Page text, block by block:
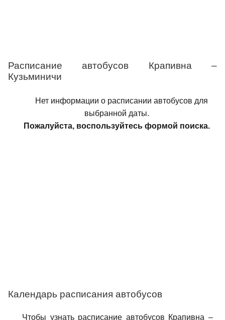
Расписание автобусов Крапивна –
Кузьминичи
Нет информации о расписании автобусов для
выбранной даты.
Пожалуйста, воспользуйтесь формой поиска.
Календарь расписания автобусов
Чтобы узнать расписание автобусов Крапивна –